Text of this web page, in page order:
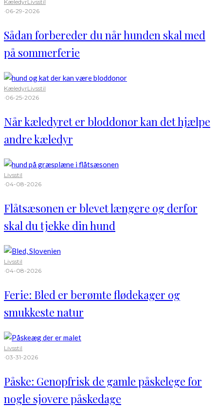
KæledyrLivsstil
·06-29-2026
Sådan forbereder du når hunden skal med
på sommerferie
KæledyrLivsstil
·06-25-2026
Når kæledyret er bloddonor kan det hjælpe
andre kæledyr
Livsstil
·04-08-2026
Flåtsæsonen er blevet længere og derfor
skal du tjekke din hund
Livsstil
·04-08-2026
Ferie: Bled er berømte flødekager og
smukkeste natur
Livsstil
·03-31-2026
Påske: Genopfrisk de gamle påskelege for
nogle sjovere påskedage